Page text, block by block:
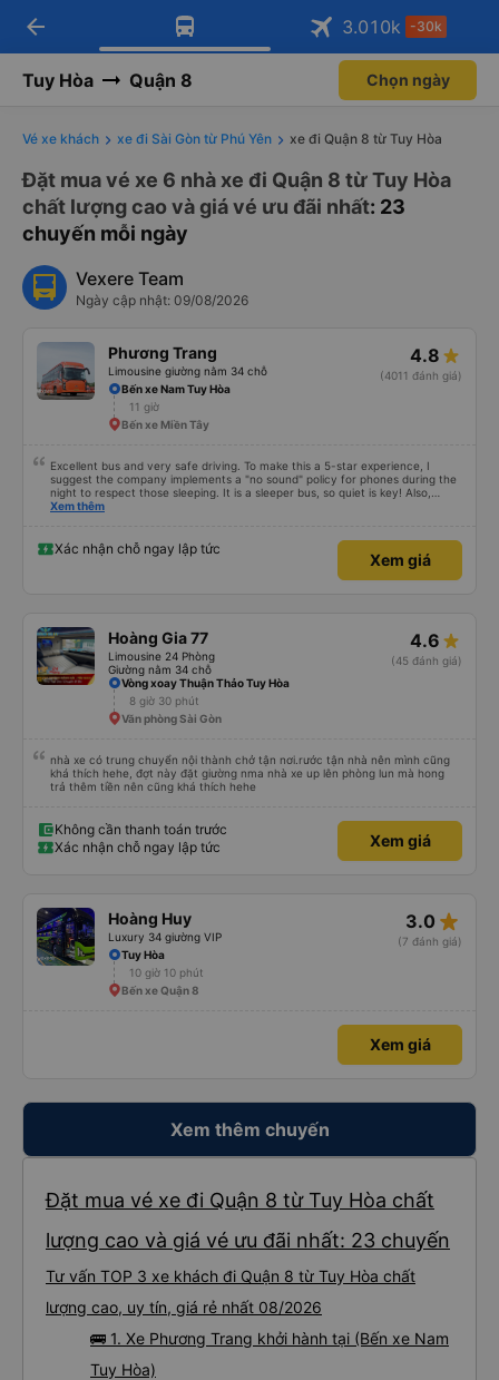
Tải app Vexere ngay!
Nhận ưu đãi thành viên độc
Mở app
Tải app Vexere
-30k/ghế khi đặt vé máy bay qua
Mở app
arrow_back 3.010k -30k
Tuy Hòa Quận 8 Chọn ngày
Vé xe khách xe đi Sài Gòn từ Phú Yên xe đi Quận 8 từ Tuy Hòa
Đặt mua vé xe 6 nhà xe đi Quận 8 từ Tuy Hòa
chất lượng cao và giá vé ưu đãi nhất: 23
chuyến mỗi ngày
Vexere Team
Ngày cập nhật: 09/08/2026
Phương Trang
Limousine giường nằm 34 chỗ
4.8
(4011 đánh giá)
Bến xe Nam Tuy Hòa
11 giờ
Bến xe Miền Tây
Excellent bus and very safe driving. To make this a 5-star experience, I
suggest the company implements a "no sound" policy for phones during the
night to respect those sleeping. It is a sleeper bus, so quiet is key! Also,
please display the Wi-Fi password clearly inside the cabin for convenience. I
quy định rõ ràng về việc giữ im lặng (tắt âm thanh điện thoại) vào ban đêm
để tránh làm phiền hành khách khác ngủ. Ngoài ra, nhà xe nên dán sẵn mật
khẩu Wi-Fi trong xe để hành khách dễ dàng sử dụng. Tôi vẫn sẽ tiếp tục ủng
Xem thêm
Xác nhận chỗ ngay lập tức
Xem giá
Hoàng Gia 77
Limousine 24 Phòng
Giường nằm 34 chỗ
4.6
(45 đánh giá)
Vòng xoay Thuận Thảo Tuy Hòa
8 giờ 30 phút
Văn phòng Sài Gòn
nhà xe có trung chuyển nội thành chở tận nơi.rước tận nhà nên mình cũng
khá thích hehe, đợt này đặt giường nma nhà xe up lên phòng lun mà hong
trả thêm tiền nên cũng khá thích hehe
Không cần thanh toán trước
Xác nhận chỗ ngay lập tức
Xem giá
Hoàng Huy
Luxury 34 giường VIP
3.0 star_rate
(7 đánh giá)
Tuy Hòa
10 giờ 10 phút
Bến xe Quận 8
Xem giá
Xem thêm chuyến
Đặt mua vé xe đi Quận 8 từ Tuy Hòa chất
lượng cao và giá vé ưu đãi nhất: 23 chuyến
Tư vấn TOP 3 xe khách đi Quận 8 từ Tuy Hòa chất
lượng cao, uy tín, giá rẻ nhất 08/2026
🚌 1. Xe Phương Trang khởi hành tại (Bến xe Nam
Tuy Hòa)